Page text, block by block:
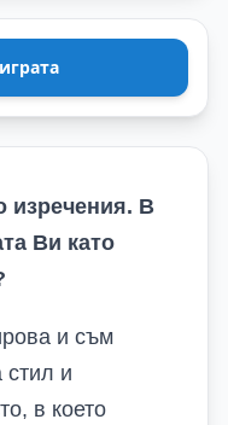
изречения. В
Ви като
и съм
стил и
в което